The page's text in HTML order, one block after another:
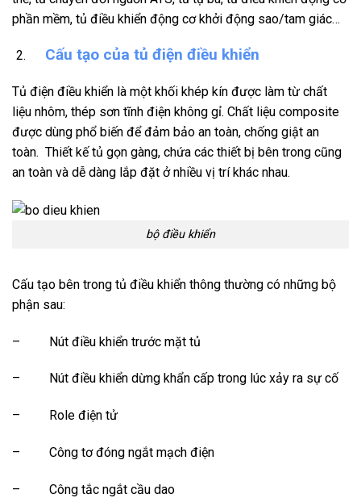
phần mềm, tủ điều khiển động cơ khởi động sao/tam giác…
Cấu tạo của tủ điện điều khiển
Tủ điện điều khiển là một khối khép kín được làm từ chất
liệu nhôm, thép sơn tĩnh điện không gỉ. Chất liệu composite
được dùng phổ biến để đảm bảo an toàn, chống giật an
toàn. Thiết kế tủ gọn gàng, chứa các thiết bị bên trong cũng
an toàn và dễ dàng lắp đặt ở nhiều vị trí khác nhau.
bộ điều khiển
Cấu tạo bên trong tủ điều khiển thông thường có những bộ
phận sau:
– Nút điều khiển trước mặt tủ
– Nút điều khiển dừng khẩn cấp trong lúc xảy ra sự cố
– Role điện tử
– Công tơ đóng ngắt mạch điện
– Công tắc ngắt cầu dao